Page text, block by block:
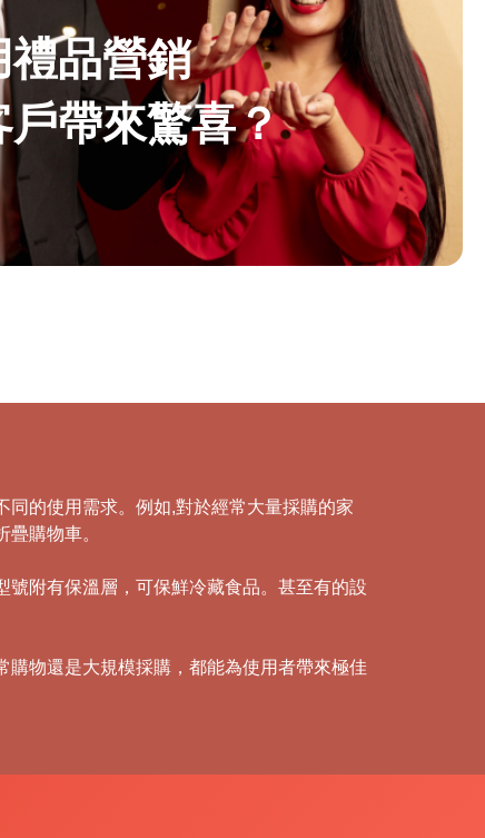
禮品營銷
帶來驚喜？
的使用需求。例如,對於經常大量採購的家
購物車。
附有保溫層，可保鮮冷藏食品。甚至有的設
物還是大規模採購，都能為使用者帶來極佳